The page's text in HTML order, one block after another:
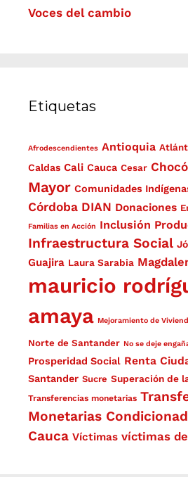
Voces del cambio
Etiquetas
Afrodescendientes Antioquia
Caldas Cali Cauca Cesar Chocó
Mayor Comunidades
Córdoba DIAN Donaciones
Familias en Acción Inclusión
Infraestructura Social
Guajira Laura Sarabia
mauricio
amaya Mejoramiento de
Norte de Santander No se deje
Prosperidad Social Renta
Santander Sucre Superación de
Transferencias monetarias
Monetarias
Cauca Víctimas víctimas